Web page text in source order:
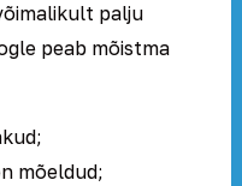
palju
peab mõistma
mõeldud;